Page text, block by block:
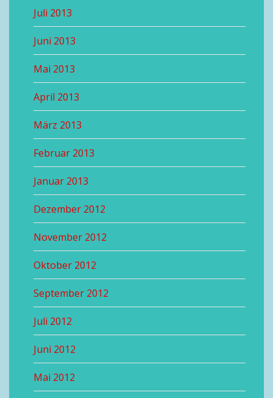
Juli 2013
Juni 2013
Mai 2013
April 2013
März 2013
Februar 2013
Januar 2013
Dezember 2012
November 2012
Oktober 2012
September 2012
Juli 2012
Juni 2012
Mai 2012